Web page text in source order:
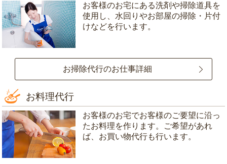
お客様のお宅にある洗剤や掃除道具を
使用し、水回りやお部屋の掃除・片付
けなどを行います。
お掃除代行のお仕事詳細
お料理代行
お客様のお宅でお客様のご要望に沿っ
たお料理を作ります。ご希望があれ
ば、お買い物代行も行います。